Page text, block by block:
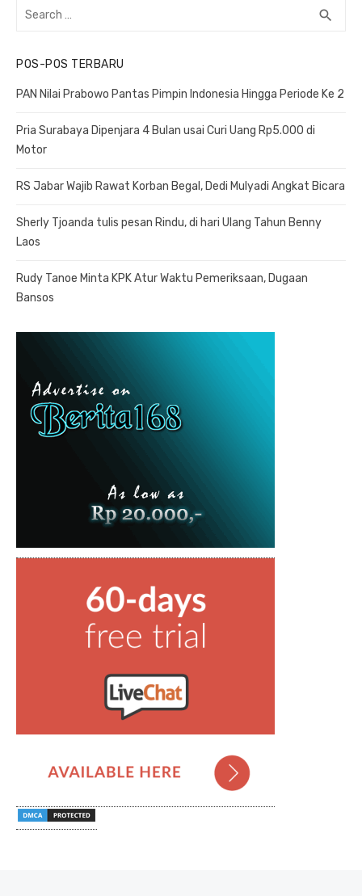
Search
search
POS-POS TERBARU
PAN Nilai Prabowo Pantas Pimpin Indonesia Hingga Periode Ke 2
Pria Surabaya Dipenjara 4 Bulan usai Curi Uang Rp5.000 di
Motor
RS Jabar Wajib Rawat Korban Begal, Dedi Mulyadi Angkat Bicara
Sherly Tjoanda tulis pesan Rindu, di hari Ulang Tahun Benny
Laos
Rudy Tanoe Minta KPK Atur Waktu Pemeriksaan, Dugaan
Bansos